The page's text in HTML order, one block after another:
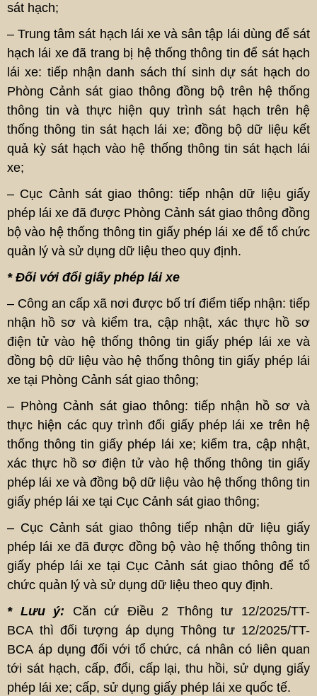
sát hạch;
– Trung tâm sát hạch lái xe và sân tập lái dùng để sát
hạch lái xe đã trang bị hệ thống thông tin để sát hạch
lái xe: tiếp nhận danh sách thí sinh dự sát hạch do
Phòng Cảnh sát giao thông đồng bộ trên hệ thống
thông tin và thực hiện quy trình sát hạch trên hệ
thống thông tin sát hạch lái xe; đồng bộ dữ liệu kết
quả kỳ sát hạch vào hệ thống thông tin sát hạch lái
xe;
– Cục Cảnh sát giao thông: tiếp nhận dữ liệu giấy
phép lái xe đã được Phòng Cảnh sát giao thông đồng
bộ vào hệ thống thông tin giấy phép lái xe để tổ chức
quản lý và sử dụng dữ liệu theo quy định.
* Đối với đổi giấy phép lái xe
– Công an cấp xã nơi được bố trí điểm tiếp nhận: tiếp
nhận hồ sơ và kiểm tra, cập nhật, xác thực hồ sơ
điện tử vào hệ thống thông tin giấy phép lái xe và
đồng bộ dữ liệu vào hệ thống thông tin giấy phép lái
xe tại Phòng Cảnh sát giao thông;
– Phòng Cảnh sát giao thông: tiếp nhận hồ sơ và
thực hiện các quy trình đổi giấy phép lái xe trên hệ
thống thông tin giấy phép lái xe; kiểm tra, cập nhật,
xác thực hồ sơ điện tử vào hệ thống thông tin giấy
phép lái xe và đồng bộ dữ liệu vào hệ thống thông tin
giấy phép lái xe tại Cục Cảnh sát giao thông;
– Cục Cảnh sát giao thông tiếp nhận dữ liệu giấy
phép lái xe đã được đồng bộ vào hệ thống thông tin
giấy phép lái xe tại Cục Cảnh sát giao thông để tổ
chức quản lý và sử dụng dữ liệu theo quy định.
* Lưu ý: Căn cứ Điều 2 Thông tư 12/2025/TT-
BCA thì đối tượng áp dụng Thông tư 12/2025/TT-
BCA áp dụng đối với tổ chức, cá nhân có liên quan
tới sát hạch, cấp, đổi, cấp lại, thu hồi, sử dụng giấy
phép lái xe; cấp, sử dụng giấy phép lái xe quốc tế.